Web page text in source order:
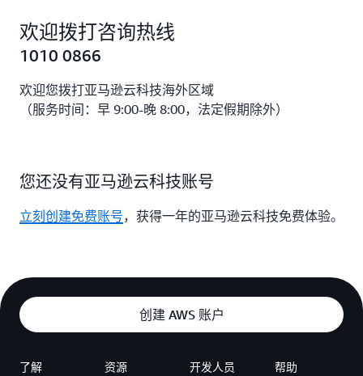
欢迎拨打咨询热线
1010 0866
欢迎您拨打亚马逊云科技海外区域
（服务时间：早 9:00-晚 8:00，法定假期除外）
您还没有亚马逊云科技账号
立刻创建免费账号，获得一年的亚马逊云科技免费体验。
创建 AWS 账户
了解 资源 开发人员 帮助